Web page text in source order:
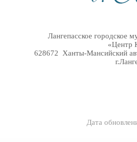
Лангепасское городское
«Центр
628672 Ханты-Мансийский
Дата